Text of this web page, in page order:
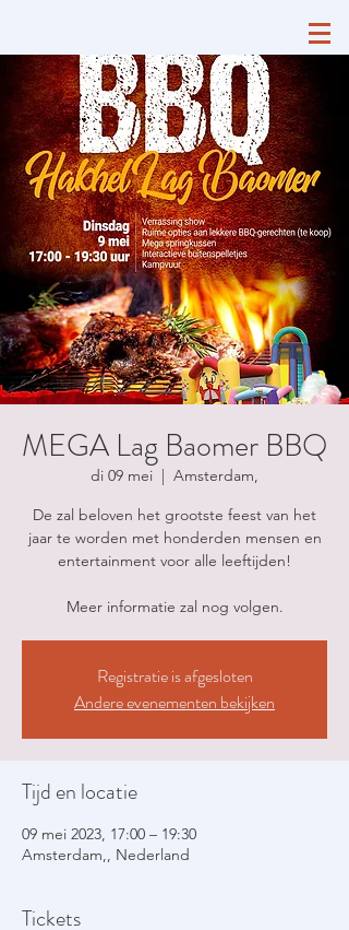
MEGA Lag Baomer BBQ
di 09 mei
  |
Amsterdam,
De zal beloven het grootste feest van het
jaar te worden met honderden mensen en
entertainment voor alle leeftijden!
Meer informatie zal nog volgen.
Registratie is afgesloten
Andere evenementen bekijken
Tijd en locatie
09 mei 2023, 17:00 – 19:30
Amsterdam,, Nederland
Tickets